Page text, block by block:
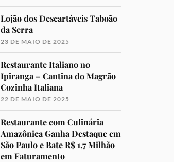
Lojão dos Descartáveis Taboão
da Serra
23 DE MAIO DE 2025
Restaurante Italiano no
Ipiranga – Cantina do Magrão
Cozinha Italiana
22 DE MAIO DE 2025
Restaurante com Culinária
Amazônica Ganha Destaque em
São Paulo e Bate R$ 1,7 Milhão
em Faturamento